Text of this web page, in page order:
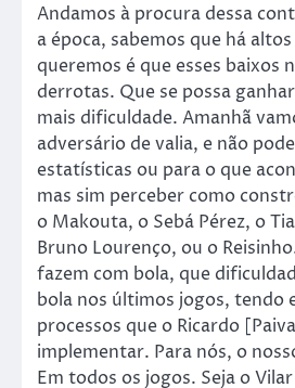
Andamos à procura dessa
a época, sabemos que há
queremos é que esses baixos
derrotas. Que se possa
mais dificuldade. Amanhã
adversário de valia, e não
estatísticas ou para o que
mas sim perceber como
o Makouta, o Sebá Pérez, o
Bruno Lourenço, ou o
fazem com bola, que
bola nos últimos jogos, tendo
processos que o Ricardo
implementar. Para nós, o
Em todos os jogos. Seja o